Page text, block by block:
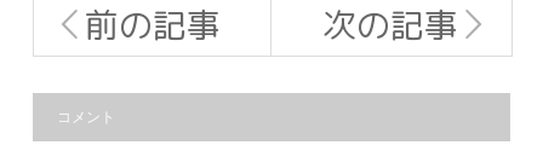
前の記事 次の記事
コメント